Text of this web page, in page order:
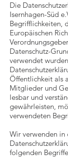
Die
Isernhagen-Süd
Begrifflichkeiten,
Europäischen
Datenschutz-
verwendet
Öffentlichkeit als
Mitglieder und
lesbar und
gewährleisten,
verwendeten
Wir verwenden in
folgenden